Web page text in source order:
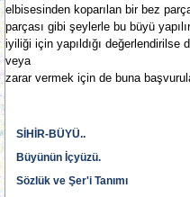
elbisesinden koparılan bir bez
parçası gibi şeylerle bu büyü
iyiliği için yapıldığı
veya
zarar vermek için de buna
SİHİR-BÜYÜ..
Büyünün İçyüzü.
Sözlük ve Şer'i Tanımı